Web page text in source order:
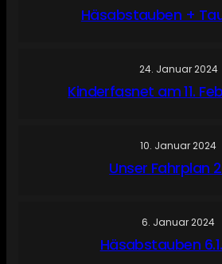
Häsabstauben +
24. Januar 2024
Kinderfasnet am 11.
10. Januar 2024
Unser Fahrplan
6. Januar 2024
Häsabstauben